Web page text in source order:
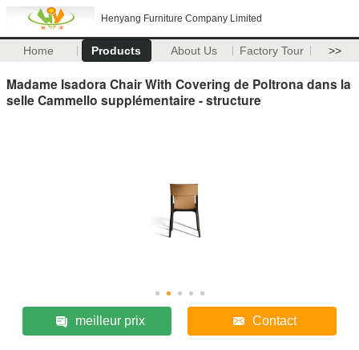
Henyang Furniture Company Limited
Home Products About Us Factory Tour >>
Madame Isadora Chair With Covering de Poltrona dans la
selle Cammello supplémentaire - structure
meilleur prix Contact